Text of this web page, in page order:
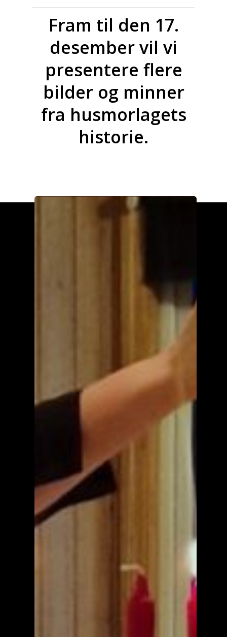
Fram til den 17.
desember vil vi
presentere flere
bilder og minner
fra husmorlagets
historie.